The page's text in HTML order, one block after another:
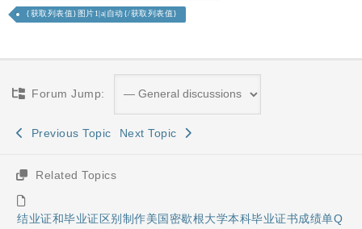
{获取列表值}图片1|a|自动{/获取列表值}
Forum Jump:
Previous Topic Next Topic
Related Topics
结业证和毕业证区别制作美国密歇根大学本科毕业证书成绩单Q